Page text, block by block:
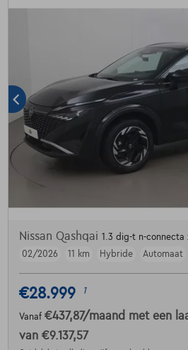
Nissan Qashqai 1.3 dig-t n-connecta
02/2026
11 km Hybride Automaat
€28.999 1
Vanaf €437,87/maand met een
van €9.137,57